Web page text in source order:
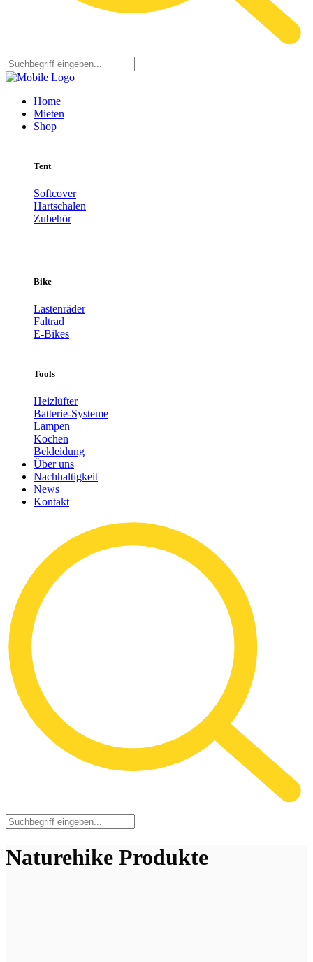
Home
Mieten
Shop
Tent
Softcover
Hartschalen
Zubehör
Bike
Lastenräder
Faltrad
E-Bikes
Tools
Heizlüfter
Batterie-Systeme
Lampen
Kochen
Bekleidung
Über uns
Nachhaltigkeit
News
Kontakt
Naturehike Produkte